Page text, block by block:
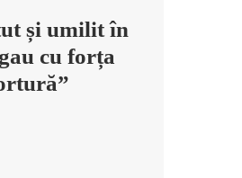
și umilit în
cu forța